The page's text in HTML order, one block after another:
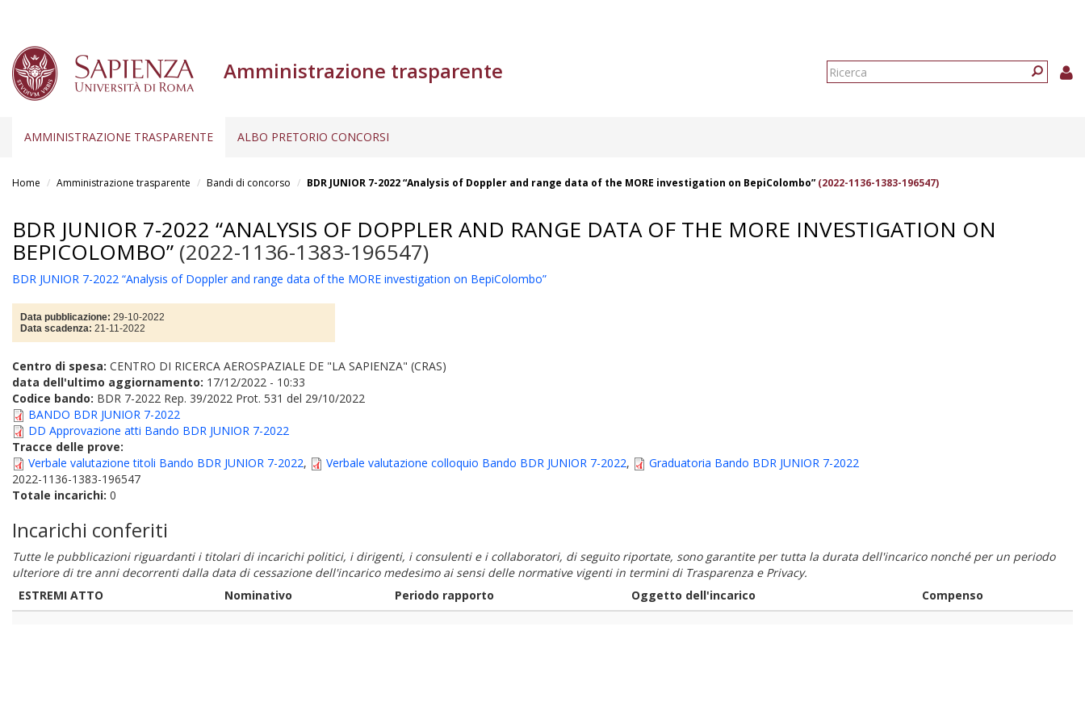
Amministrazione trasparente
Form
AMMINISTRAZIONE TRASPARENTE ALBO PRETORIO CONCORSI
Home Amministrazione trasparente Bandi di concorso BDR JUNIOR 7-2022 “Analysis of Doppler and range data of the MORE investigation on BepiColombo” (2022-1136-1383-196547)
BDR JUNIOR 7-2022 “ANALYSIS OF DOPPLER AND RANGE DATA OF THE MORE INVESTIGATION ON
BEPICOLOMBO” (2022-1136-1383-196547)
BDR JUNIOR 7-2022 “Analysis of Doppler and range data of the MORE investigation on BepiColombo”
Data pubblicazione: 29-10-2022
Data scadenza: 21-11-2022
Centro di spesa: CENTRO DI RICERCA AEROSPAZIALE DE "LA SAPIENZA" (CRAS)
data dell'ultimo aggiornamento: 17/12/2022 - 10:33
Codice bando: BDR 7-2022 Rep. 39/2022 Prot. 531 del 29/10/2022
BANDO BDR JUNIOR 7-2022
DD Approvazione atti Bando BDR JUNIOR 7-2022
Tracce delle prove:
Verbale valutazione titoli Bando BDR JUNIOR 7-2022, Verbale valutazione colloquio Bando BDR JUNIOR 7-2022,
Graduatoria Bando BDR JUNIOR 7-2022
2022-1136-1383-196547
Totale incarichi: 0
Incarichi conferiti
Tutte le pubblicazioni riguardanti i titolari di incarichi politici, i dirigenti, i consulenti e i collaboratori, di seguito riportate, sono garantite per tutta la durata dell'incarico nonché per un periodo
ulteriore di tre anni decorrenti dalla data di cessazione dell'incarico medesimo ai sensi delle normative vigenti in termini di Trasparenza e Privacy.
ESTREMI ATTO
Nominativo Periodo rapporto Oggetto dell'incarico Compenso